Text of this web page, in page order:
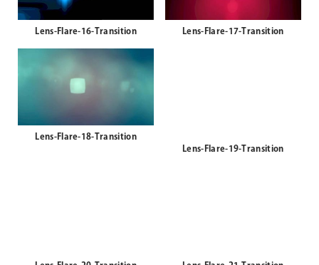
Lens-Flare-16-Transition